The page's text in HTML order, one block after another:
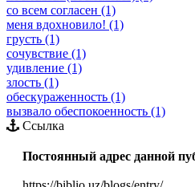
со всем согласен (1)
меня вдохновило! (1)
грусть (1)
сочувствие (1)
удивление (1)
злость (1)
обескураженность (1)
вызвало обеспокоенность (1)
Ссылка
Постоянный адрес данной